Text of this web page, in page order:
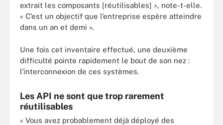
extrait les composants [réutilisables] », note-t-elle.
« C’est un objectif que l’entreprise espère atteindre
dans un an et demi ».
Une fois cet inventaire effectué, une deuxième
difficulté pointe rapidement le bout de son nez :
l’interconnexion de ces systèmes.
Les API ne sont que trop rarement
réutilisables
« Vous avez probablement déjà déployé des